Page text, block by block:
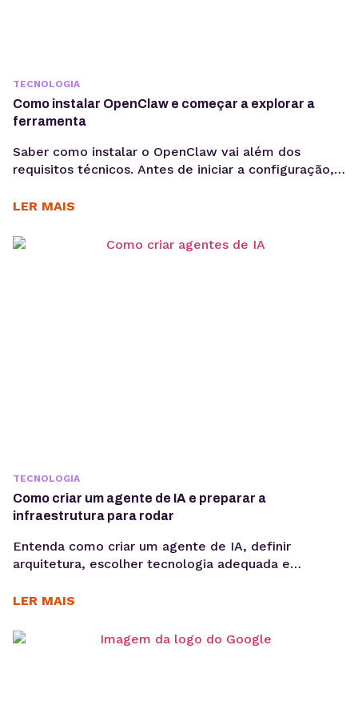
TECNOLOGIA
Como instalar OpenClaw e começar a explorar a
ferramenta
Saber como instalar o OpenClaw vai além dos
requisitos técnicos. Antes de iniciar a configuração,
casos de uso e como a ferramenta pode contribuir
OpenClaw centraliza a criação e operação de
LER MAIS
TECNOLOGIA
Como criar um agente de IA e preparar a
infraestrutura para rodar
Entenda como criar um agente de IA, definir
arquitetura, escolher tecnologia adequada e
considerando integrações, observabilidade, custos
vai além de escolher um modelo de linguagem ou
LER MAIS